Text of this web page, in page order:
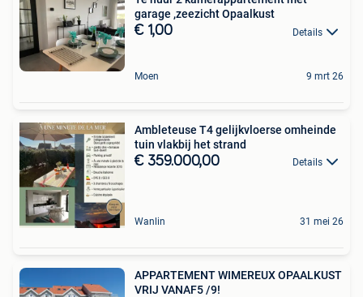
garage ,zeezicht Opaalkust
€ 1,00 Details
Moen 9 mrt 26
Ambleteuse T4 gelijkvloerse omheinde
tuin vlakbij het strand
€ 359.000,00 Details
Wanlin 31 mei 26
APPARTEMENT WIMEREUX OPAALKUST
VRIJ VANAF5 /9!